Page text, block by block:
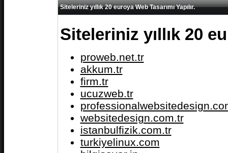
Siteleriniz yıllık 20 euroya Web Tasarımı Yapılır.
Siteleriniz yıllık 20
proweb.net.tr
akkum.tr
firm.tr
ucuzweb.tr
websitedesign.com.tr
istanbulfizik.com.tr
turkiyelinux.com